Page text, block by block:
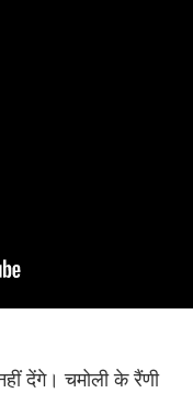
देंगे। चमोली के रैंणी